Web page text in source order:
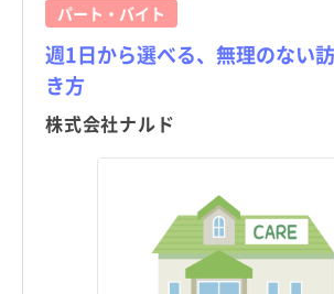
パート・バイト
週1日から選べる、無理のない
き方
株式会社ナルド